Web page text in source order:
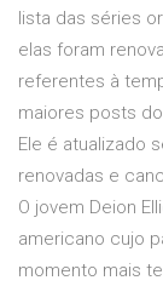
lista das séries
elas foram
referentes à
maiores posts
Ele é atualizado
renovadas e
O jovem Deion
americano cujo
momento mais